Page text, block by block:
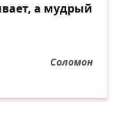
а мудрый
Соломон